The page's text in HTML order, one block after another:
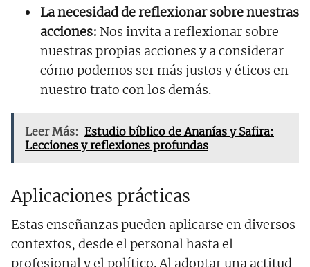
La necesidad de reflexionar sobre nuestras
acciones: Nos invita a reflexionar sobre
nuestras propias acciones y a considerar
cómo podemos ser más justos y éticos en
nuestro trato con los demás.
Leer Más: Estudio bíblico de Ananías y Safira:
Lecciones y reflexiones profundas
Aplicaciones prácticas
Estas enseñanzas pueden aplicarse en diversos
contextos, desde el personal hasta el
profesional y el político. Al adoptar una actitud